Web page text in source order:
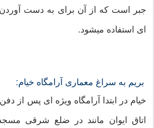
ای استفاده میشود.
بریم به سراغ معماری آرامگاه خیام:
خیام در ابتدا آرامگاه ویژه ای پس از
اتاق ایوان مانند در ضلع شرقی